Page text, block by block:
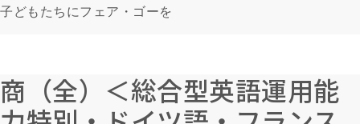
子どもたちにフェア・ゴーを
商（全）＜総合型英語運用能